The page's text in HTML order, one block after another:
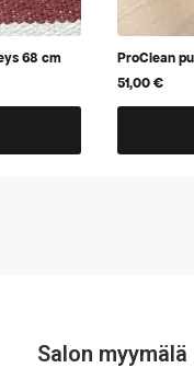
68 cm
ProClean
51,00€
tuotteella
sivulla
Salon myymälä